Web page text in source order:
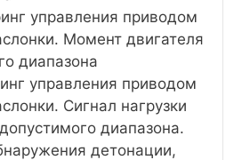
управления приводом
Момент двигателя
диапазона
управления приводом
Сигнал нагрузки
диапазона.
детонации,